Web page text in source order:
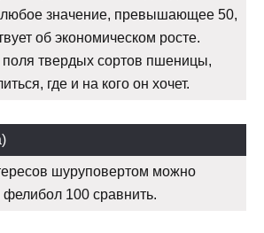
любое значение, превышающее 50,
об экономическом росте.
твердых сортов пшеницы,
где и на кого он хочет.
шуруповертом можно
100 сравнить.